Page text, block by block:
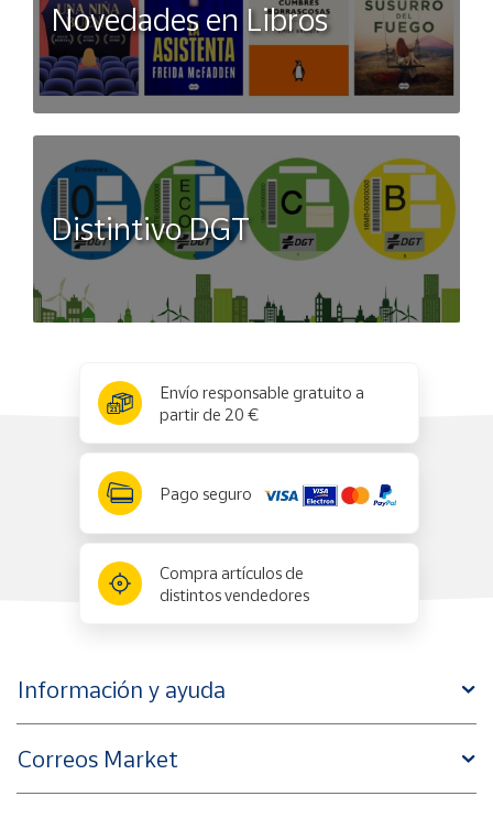
Novedades en Libros
Distintivo DGT
Envío responsable gratuito a
partir de 20 €
Pago seguro
Compra artículos de
distintos vendedores
Información y ayuda
Correos Market